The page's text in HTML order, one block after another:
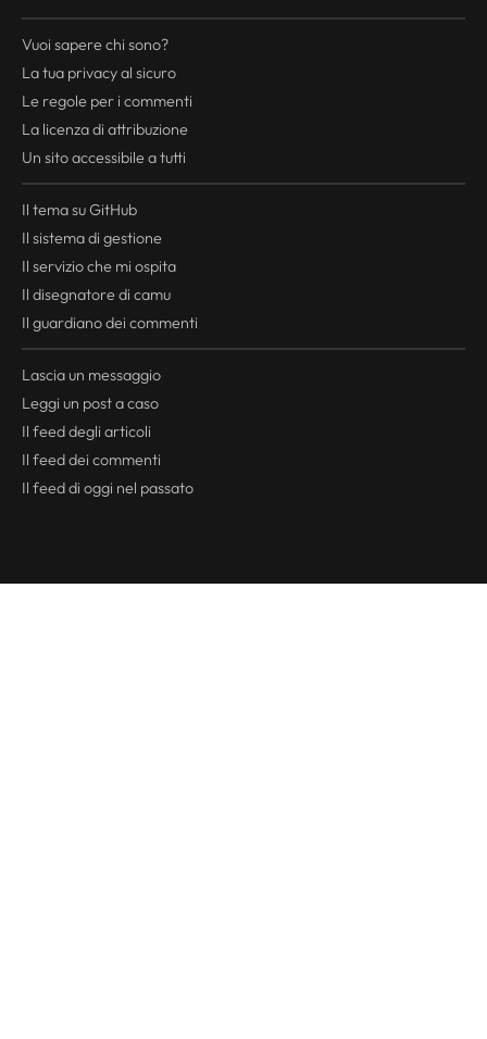
Vuoi sapere chi sono?
La tua privacyal sicuro
Le regole per i commenti
La licenza di attribuzione
Un sito accessibile a tutti
Il tema su GitHub
Il sistema di gestione
Il servizio che mi ospita
Il disegnatore di camu
Il guardiano dei commenti
Lascia un messaggio
Leggi un post a caso
Il feeddegli articoli
Il feeddei commenti
Il feeddi oggi nel passato